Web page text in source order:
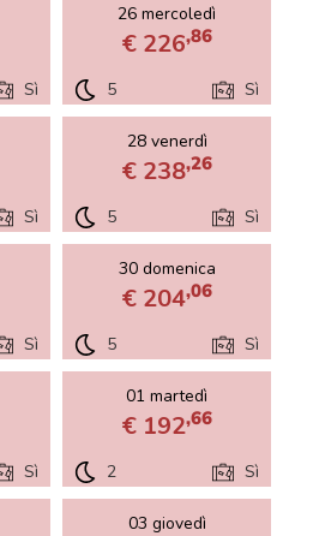
Sì
26 mercoledì
€ 226,86
5 Sì
Sì
28 venerdì
€ 238,26
5 Sì
Sì
30 domenica
€ 204,06
5 Sì
Sì
01 martedì
€ 192,66
2 Sì
03 giovedì